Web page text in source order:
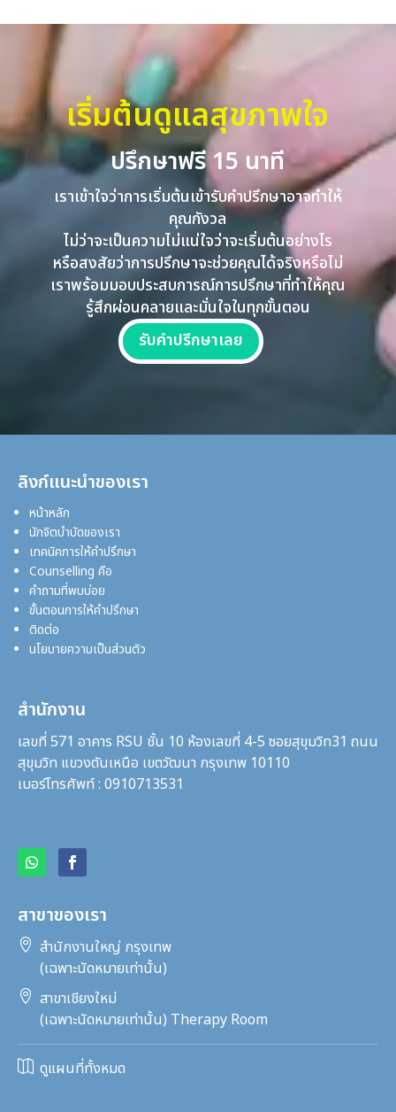
เริ่มต้นดูแลสุขภาพใจ
ปรึกษาฟรี 15 นาที
เราเข้าใจว่าการเริ่มต้นเข้ารับคำปรึกษาอาจทำให้
คุณกังวล
ไม่ว่าจะเป็นความไม่แน่ใจว่าจะเริ่มต้นอย่างไร
หรือสงสัยว่าการปรึกษาจะช่วยคุณได้จริงหรือไม่
เราพร้อมมอบประสบการณ์การปรึกษาที่ทำให้คุณ
รู้สึกผ่อนคลายและมั่นใจในทุกขั้นตอน
รับคำปรึกษาเลย
ลิงก์แนะนำของเรา
หน้าหลัก
นักจิตบำบัดของเรา
เทคนิคการให้คำปรึกษา
Counselling คือ
คำถามที่พบบ่อย
ขั้นตอนการให้คำปรึกษา
ติดต่อ
นโยบายความเป็นส่วนตัว
สำนักงาน
เลขที่ 571 อาคาร RSU ชั้น 10 ห้องเลขที่ 4-5 ซอยสุขุมวิท31 ถนน
สุขุมวิท แขวงตันเหนือ เขตวัฒนา กรุงเทพ 10110
เบอร์โทรศัพท์ : 0910713531
สาขาของเรา
 สำนักงานใหญ่ กรุงเทพ
(เฉพาะนัดหมายเท่านั้น)
 สาขาเชียงใหม่
(เฉพาะนัดหมายเท่านั้น) Therapy Room
 ดูแผนที่ทั้งหมด